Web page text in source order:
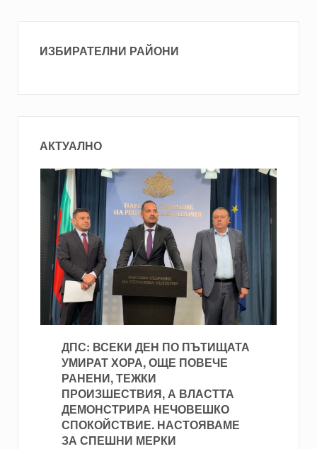
ИЗБИРАТЕЛНИ РАЙОНИ
АКТУАЛНО
ДПС: ВСЕКИ ДЕН ПО ПЪТИЩАТА
УМИРАТ ХОРА, ОЩЕ ПОВЕЧЕ
РАНЕНИ, ТЕЖКИ
ПРОИЗШЕСТВИЯ, А ВЛАСТТА
ДЕМОНСТРИРА НЕЧОВЕШКО
СПОКОЙСТВИЕ. НАСТОЯВАМЕ
ЗА СПЕШНИ МЕРКИ